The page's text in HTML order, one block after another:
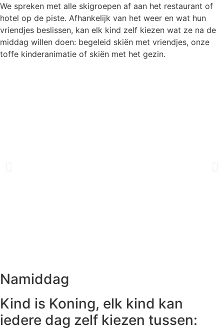
We spreken met alle skigroepen af aan het restaurant of
hotel op de piste. Afhankelijk van het weer en wat hun
vriendjes beslissen, kan elk kind zelf kiezen wat ze na de
middag willen doen: begeleid skiën met vriendjes, onze
toffe kinderanimatie of skiën met het gezin.
Namiddag
Kind is Koning, elk kind kan
iedere dag zelf kiezen tussen: